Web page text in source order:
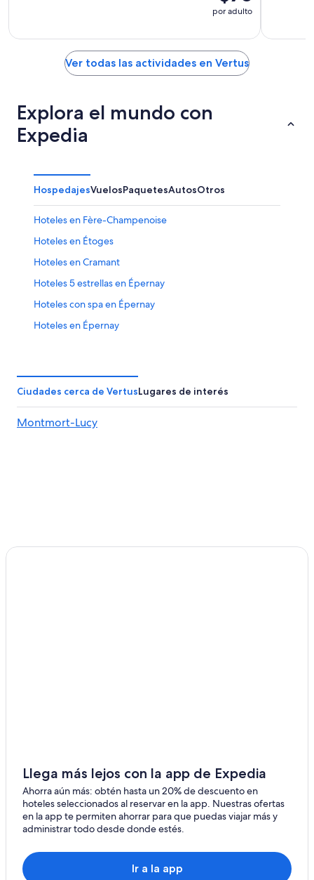
por adulto
Ver todas las actividades en Vertus
Explora el mundo con
Expedia
HospedajesVuelosPaquetesAutosOtros
Hoteles en Fère-Champenoise
Hoteles en Étoges
Hoteles en Cramant
Hoteles 5 estrellas en Épernay
Hoteles con spa en Épernay
Hoteles en Épernay
Hoteles en Chouilly
Castillos en Bergères-lès-Vertus
Hoteles familiares en Bergères-lès-Vertus
Hoteles cerca de viñedos en Montmort-Lucy
Hoteles en Montmort-Lucy
Hoteles cerca de Perrier Jouet
Hoteles en La Caure
Casas de campo en Toulon la Montagne
Hoteles en Chavot-Courcourt
Ciudades cerca de VertusLugares de interés
Montmort-Lucy
Llega más lejos con la app de Expedia
Ahorra aún más: obtén hasta un 20% de descuento en
hoteles seleccionados al reservar en la app. Nuestras ofertas
en la app te permiten ahorrar para que puedas viajar más y
administrar todo desde donde estés.
Ir a la app